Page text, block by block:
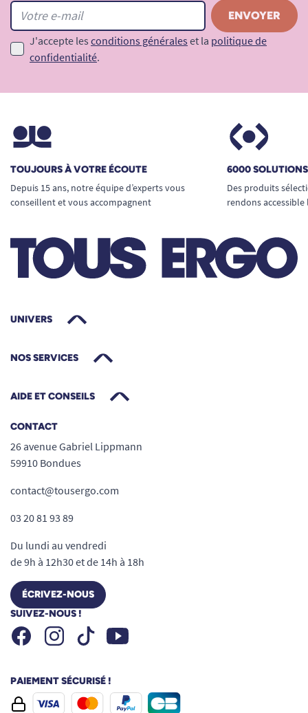
J'accepte les conditions générales et la politique de
confidentialité.
TOUJOURS À VOTRE ÉCOUTE
Depuis 15 ans, notre équipe d’experts vous
conseillent et vous accompagnent
6000
Des produits
rendons
UNIVERS
NOS SERVICES
AIDE ET CONSEILS
CONTACT
26 avenue Gabriel Lippmann
59910 Bondues
contact@tousergo.com
03 20 81 93 89
Du lundi au vendredi
de 9h à 12h30 et de 14h à 18h
ÉCRIVEZ-NOUS
SUIVEZ-NOUS !
FacebookInstagramTiktok Youtube
PAIEMENT SÉCURISÉ !